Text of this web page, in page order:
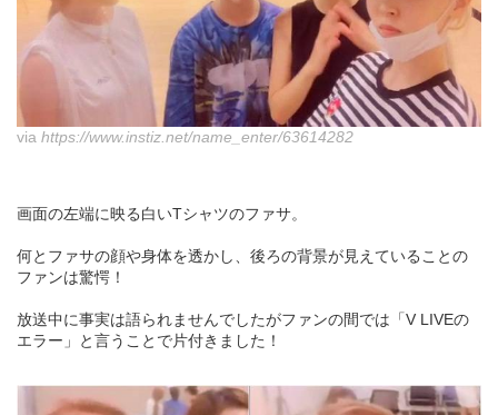
via https://www.instiz.net/name_enter/63614282
画面の左端に映る白いTシャツのファサ。
何とファサの顔や身体を透かし、後ろの背景が見えていることの
ファンは驚愕！
放送中に事実は語られませんでしたがファンの間では「V LIVEの
エラー」と言うことで片付きました！